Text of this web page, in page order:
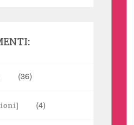
(36)
(4)